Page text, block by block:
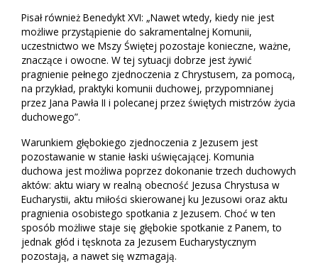
Pisał również Benedykt XVI: „Nawet wtedy, kiedy nie jest
możliwe przystąpienie do sakramentalnej Komunii,
uczestnictwo we Mszy Świętej pozostaje konieczne, ważne,
znaczące i owocne. W tej sytuacji dobrze jest żywić
pragnienie pełnego zjednoczenia z Chrystusem, za pomocą,
na przykład, praktyki komunii duchowej, przypomnianej
przez Jana Pawła II i polecanej przez świętych mistrzów życia
duchowego”.
Warunkiem głębokiego zjednoczenia z Jezusem jest
pozostawanie w stanie łaski uświęcającej. Komunia
duchowa jest możliwa poprzez dokonanie trzech duchowych
aktów: aktu wiary w realną obecność Jezusa Chrystusa w
Eucharystii, aktu miłości skierowanej ku Jezusowi oraz aktu
pragnienia osobistego spotkania z Jezusem. Choć w ten
sposób możliwe staje się głębokie spotkanie z Panem, to
jednak głód i tęsknota za Jezusem Eucharystycznym
pozostają, a nawet się wzmagają.